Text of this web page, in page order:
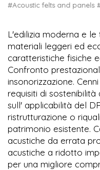
#Acoustic felts and panels
L'edilizia moderna e
materiali leggeri ed
caratteristiche fisiche
Confronto
insonorizzazione.
requisiti di sostenibilità
sull' applicabilità del
ristrutturazione o
patrimonio esistente.
acustiche da errata
acustiche a ridotto
per una migliore